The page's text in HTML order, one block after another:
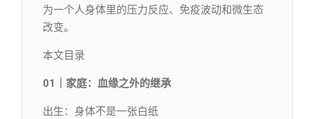
为一个人身体里的压力反应、免疫波动和微生态
改变。
本文目录
01｜家庭：血缘之外的继承
出生：身体不是一张白纸